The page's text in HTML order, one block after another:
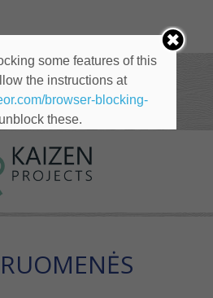
some features of this
the instructions at
browser-blocking-
these.